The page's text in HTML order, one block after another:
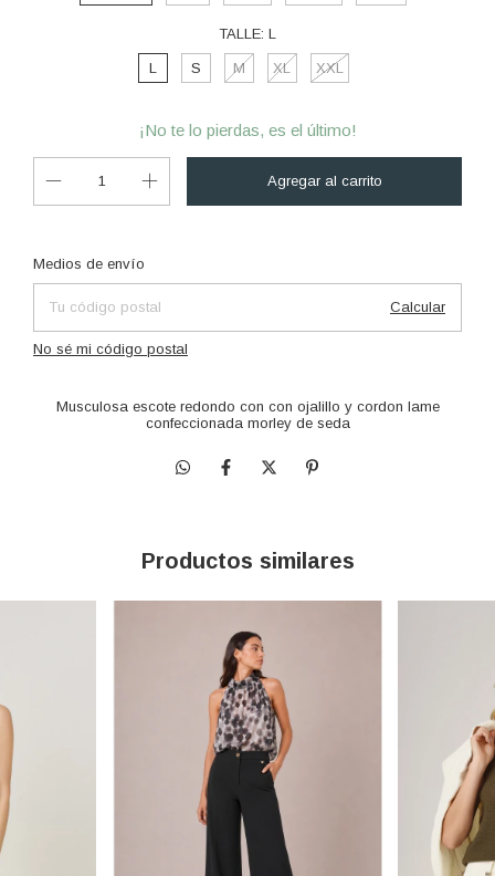
TALLE: L
L S M XL XXL
¡No te lo pierdas, es el último!
Entregas para el CP:
Medios de envío
Calcular
No sé mi código postal
Musculosa escote redondo con con ojalillo y cordon lame
confeccionada morley de seda
Productos similares